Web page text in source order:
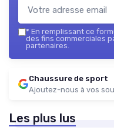
* En remplissant ce
des fins commerciales
partenaires.
Chaussure de sport
Ajoutez-nous à vos
Les plus lus